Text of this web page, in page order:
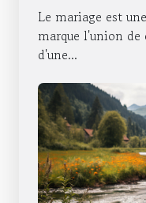
photobooth
Le mariage est
marque l'union de
d'une...